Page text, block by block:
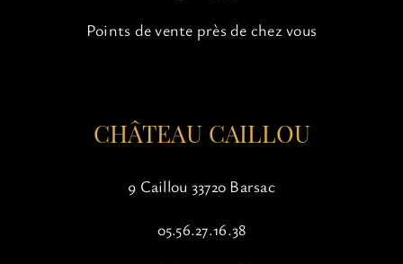
la
Points de vente près de chez vous
CHÂTEAU CAILLOU
9 Caillou 33720 Barsac
05.56.27.16.38